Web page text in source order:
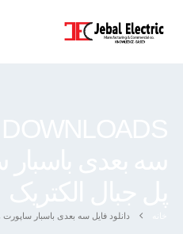
دانلود فایل سه بعدی باسبار ساپورت های ۳ پل جبال